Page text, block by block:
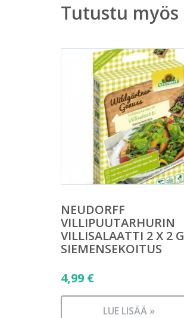
Tutustu myös
NEUDORFF
VILLIPUUTARHURIN
VILLISALAATTI 2 X 2 G
SIEMENSEKOITUS
4,99 €
LUE LISÄÄ »